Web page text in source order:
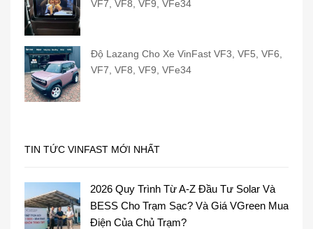
VF7, VF8, VF9, VFe34
Độ Lazang Cho Xe VinFast VF3, VF5, VF6,
VF7, VF8, VF9, VFe34
TIN TỨC VINFAST MỚI NHẤT
2026 Quy Trình Từ A-Z Đầu Tư Solar Và
BESS Cho Trạm Sạc? Và Giá VGreen Mua
Điện Của Chủ Trạm?